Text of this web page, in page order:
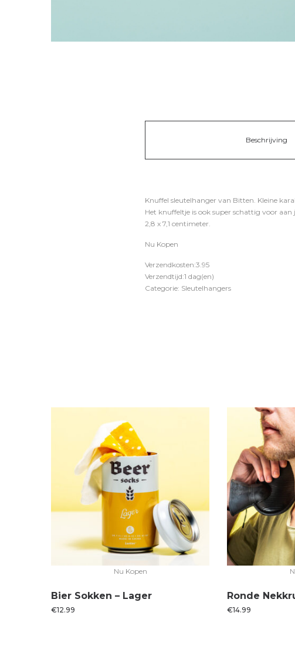
Beschrijving
Knuffel sleutelhanger van Bitten. Kleine
Het knuffeltje is ook super schattig voor
2,8 x 7,1 centimeter.
Nu Kopen
Verzendkosten:3.95
Verzendtijd:1 dag(en)
Categorie: Sleutelhangers
Nu Kopen
Bier Sokken – Lager
€12.99
Ronde
€14.99